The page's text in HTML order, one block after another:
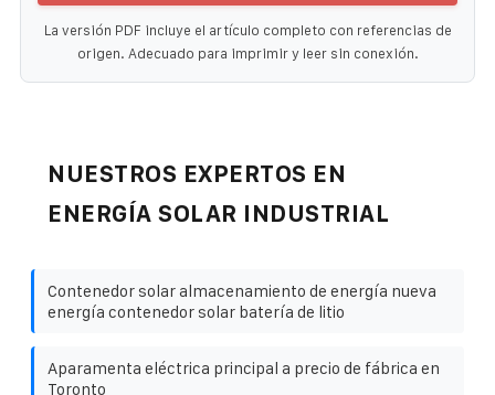
La versión PDF incluye el artículo completo con referencias de
origen. Adecuado para imprimir y leer sin conexión.
NUESTROS EXPERTOS EN
ENERGÍA SOLAR INDUSTRIAL
Contenedor solar almacenamiento de energía nueva
energía contenedor solar batería de litio
Aparamenta eléctrica principal a precio de fábrica en
Toronto